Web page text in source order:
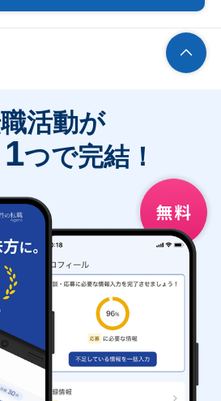
活動が
1つで完結！